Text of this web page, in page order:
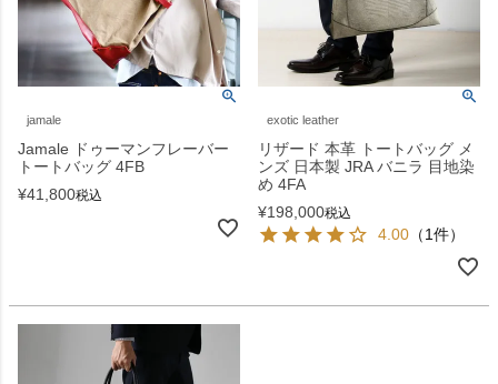
jamale
Jamale ドゥーマンフレーバー
トートバッグ 4FB
¥41,800税込
exotic leather
リザード 本革 トートバッグ メ
ンズ 日本製 JRA バニラ 目地染
め 4FA
¥198,000税込
4.00 （1件）